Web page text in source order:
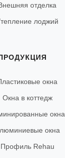
отделка
лоджий
окна
Окна в коттедж
окна
окна
Профиль Rehau